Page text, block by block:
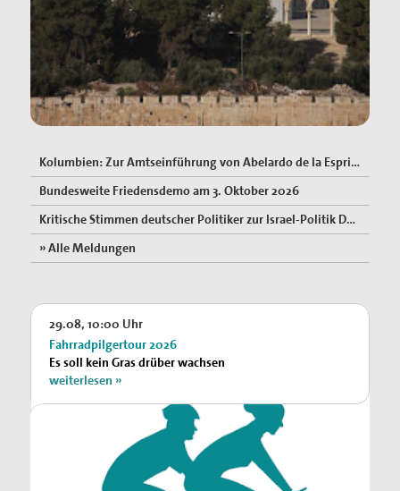
Kolumbien: Zur Amtseinführung von Abelardo de la Espriella
Bundesweite Friedensdemo am 3. Oktober 2026
Kritische Stimmen deutscher Politiker zur Israel-Politik Deutschlands
» Alle Meldungen
29.08, 10:00 Uhr
Fahrradpilgertour 2026
Es soll kein Gras drüber wachsen
weiterlesen »